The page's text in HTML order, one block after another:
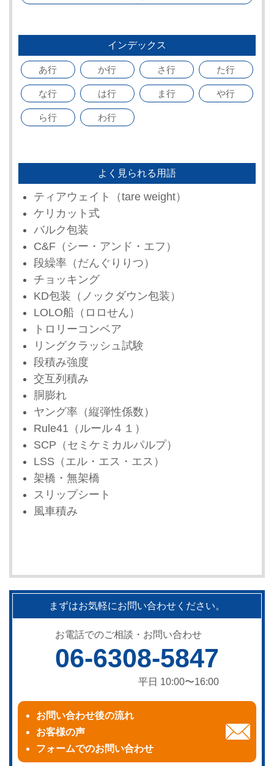
インデックス
あ行 か行 さ行 た行
な行 は行 ま行 や行
ら行 わ行
よく見られる用語
ティアウェイト（tare weight）
ケリカット式
バルク包装
C&F（シー・アンド・エフ）
段繰率（だんぐりりつ）
チョッキング
KD包装（ノックダウン包装）
LOLO船（ロロせん）
トロリーコンベア
リングクラッシュ試験
段積み強度
交互列積み
胴膨れ
ヤング率（縦弾性係数）
Rule41（ルール４１）
SCP（セミケミカルパルプ）
LSS（エル・エス・エス）
架橋・無架橋
スリップシート
風車積み
まずはお気軽にお問い合わせください。
お電話でのご相談・お問い合わせ
06-6308-5847
平日 10:00〜16:00
お問い合わせ後の流れ
お客様の声
フォームでのお問い合わせ